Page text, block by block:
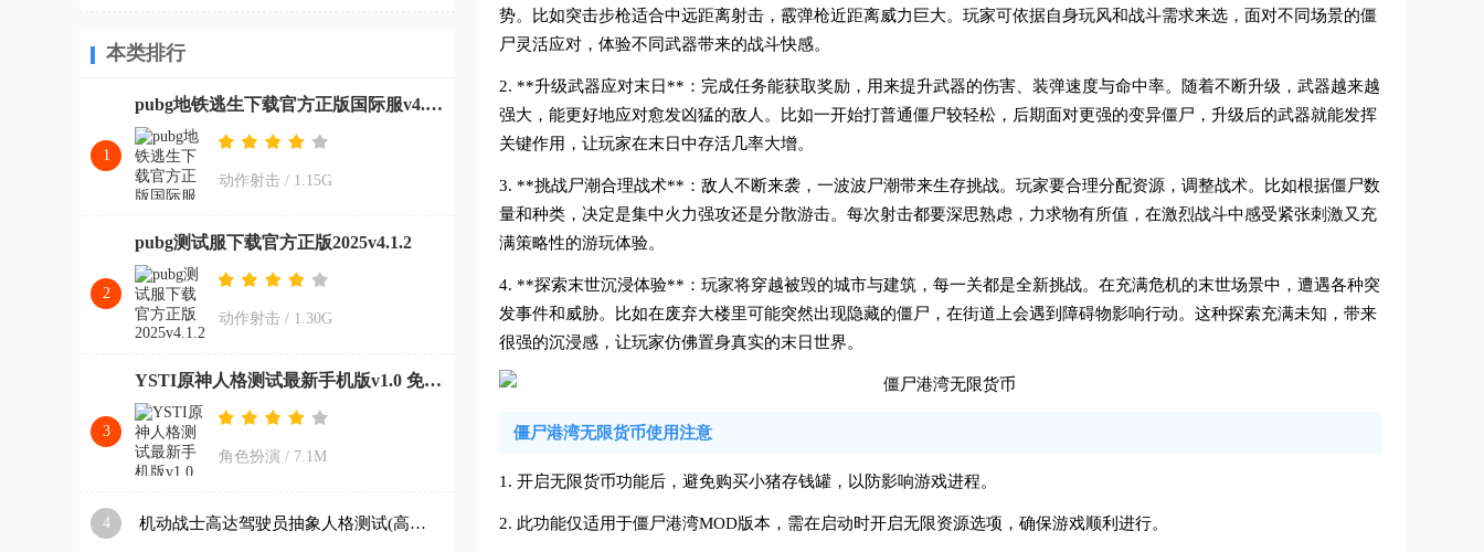
本类排行
1
pubg地铁逃生下载官方正版国际服v4.0.0
动作射击 / 1.15G
2
pubg测试服下载官方正版2025v4.1.2
动作射击 / 1.30G
3
YSTI原神人格测试最新手机版v1.0 免费版
角色扮演 / 7.1M
4 机动战士高达驾驶员抽象人格测试(高达人格测试app)v1.0 安卓版
势。比如突击步枪适合中远距离射击，霰弹枪近距离威力巨大。玩家可依据自身玩风和战斗需求来选，面对不同场景的僵
尸灵活应对，体验不同武器带来的战斗快感。
2. **升级武器应对末日**：完成任务能获取奖励，用来提升武器的伤害、装弹速度与命中率。随着不断升级，武器越来越
强大，能更好地应对愈发凶猛的敌人。比如一开始打普通僵尸较轻松，后期面对更强的变异僵尸，升级后的武器就能发挥
关键作用，让玩家在末日中存活几率大增。
3. **挑战尸潮合理战术**：敌人不断来袭，一波波尸潮带来生存挑战。玩家要合理分配资源，调整战术。比如根据僵尸数
量和种类，决定是集中火力强攻还是分散游击。每次射击都要深思熟虑，力求物有所值，在激烈战斗中感受紧张刺激又充
满策略性的游玩体验。
4. **探索末世沉浸体验**：玩家将穿越被毁的城市与建筑，每一关都是全新挑战。在充满危机的末世场景中，遭遇各种突
发事件和威胁。比如在废弃大楼里可能突然出现隐藏的僵尸，在街道上会遇到障碍物影响行动。这种探索充满未知，带来
很强的沉浸感，让玩家仿佛置身真实的末日世界。
僵尸港湾无限货币使用注意
1. 开启无限货币功能后，避免购买小猪存钱罐，以防影响游戏进程。
2. 此功能仅适用于僵尸港湾MOD版本，需在启动时开启无限资源选项，确保游戏顺利进行。